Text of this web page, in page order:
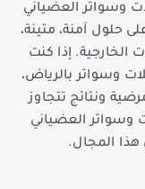
وسواتر العضياني
حلول آمنة، متينة،
الخارجية. إذا كنت
وسواتر بالرياض،
ونتائج تتجاوز
العضياني
المجال.